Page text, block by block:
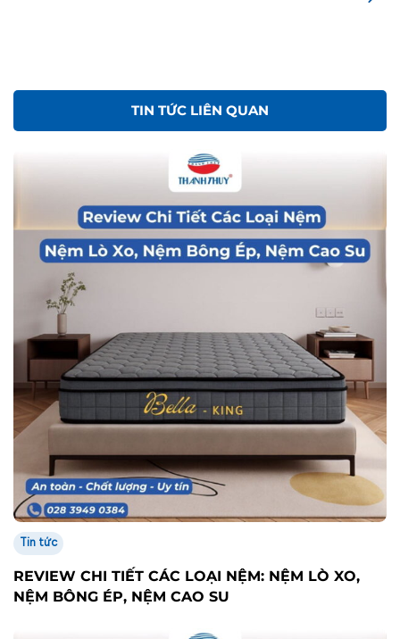
TIN TỨC LIÊN QUAN
Tin tức
REVIEW CHI TIẾT CÁC LOẠI NỆM: NỆM LÒ XO,
NỆM BÔNG ÉP, NỆM CAO SU